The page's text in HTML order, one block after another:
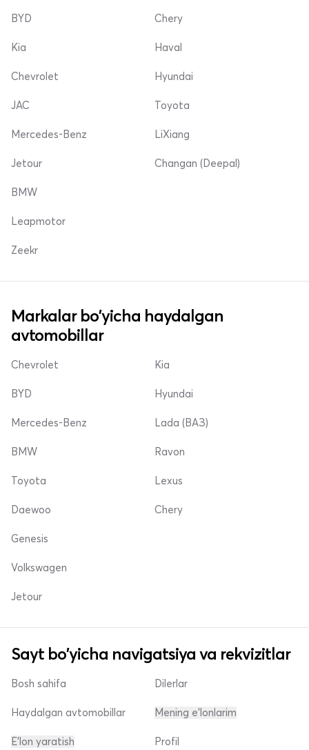
BYD
Kia
Chevrolet
Chery
Haval
Hyundai
JAC
Mercedes-Benz
Jetour
Toyota
LiXiang
Changan (Deepal)
BMW
Leapmotor
Zeekr
Markalar bo'yicha haydalgan
avtomobillar
Chevrolet
BYD
Mercedes-Benz
Kia
Hyundai
Lada (ВАЗ)
BMW
Toyota
Daewoo
Ravon
Lexus
Chery
Genesis
Volkswagen
Jetour
Sayt bo'yicha navigatsiya va rekvizitlar
Bosh sahifa
Haydalgan avtomobillar
E'lon yaratish
Dilerlar
Mening e'lonlarim
Profil